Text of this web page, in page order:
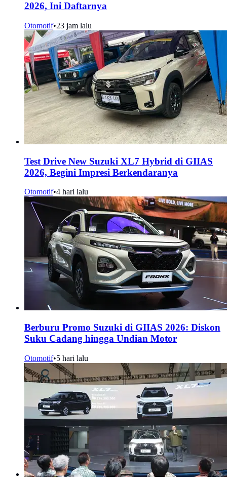
2026, Ini Daftarnya
Otomotif•23 jam lalu
Test Drive New Suzuki XL7 Hybrid di GIIAS
2026, Begini Impresi Berkendaranya
Otomotif•4 hari lalu
Berburu Promo Suzuki di GIIAS 2026: Diskon
Suku Cadang hingga Undian Motor
Otomotif•5 hari lalu